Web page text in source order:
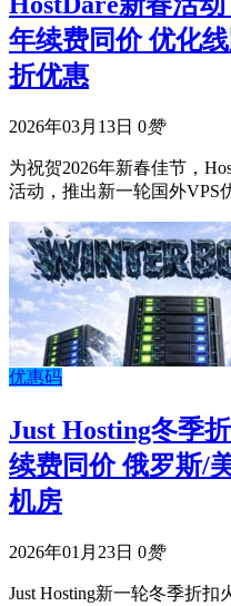
年续费同价 优化
折优惠
2026年03月13日 0赞
为祝贺2026年新春佳节，
活动，推出新一轮国外VPS
优惠码
Just Hosting冬季
续费同价 俄罗斯/
机房
2026年01月23日 0赞
Just Hosting新一轮冬季折